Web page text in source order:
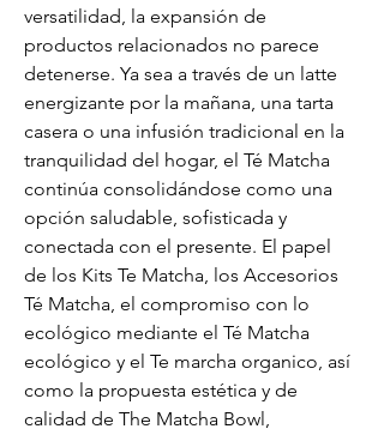
versatilidad, la expansión de
productos relacionados no parece
detenerse. Ya sea a través de un latte
energizante por la mañana, una tarta
casera o una infusión tradicional en la
tranquilidad del hogar, el Té Matcha
continúa consolidándose como una
opción saludable, sofisticada y
conectada con el presente. El papel
de los Kits Te Matcha, los Accesorios
Té Matcha, el compromiso con lo
ecológico mediante el Té Matcha
ecológico y el Te marcha organico, así
como la propuesta estética y de
calidad de The Matcha Bowl,